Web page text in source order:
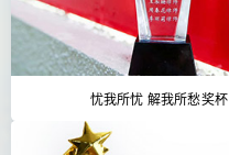
忧我所忧 解我所愁奖杯